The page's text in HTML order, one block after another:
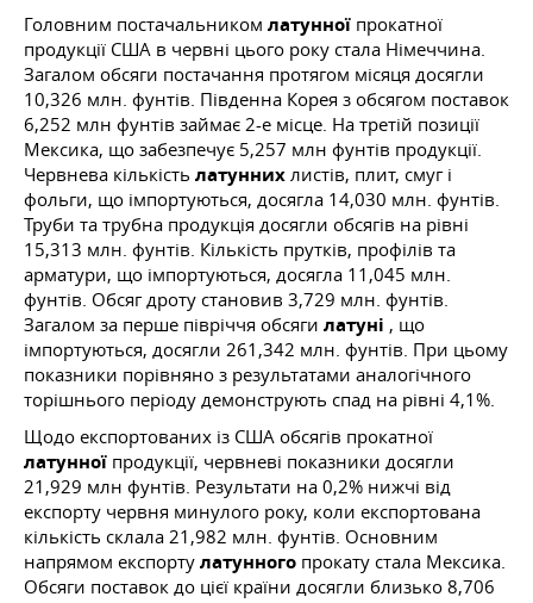
Головним постачальником латунної прокатної
продукції США в червні цього року стала Німеччина.
Загалом обсяги постачання протягом місяця досягли
10,326 млн. фунтів. Південна Корея з обсягом поставок
6,252 млн фунтів займає 2-е місце. На третій позиції
Мексика, що забезпечує 5,257 млн фунтів продукції.
Червнева кількість латунних листів, плит, смуг і
фольги, що імпортуються, досягла 14,030 млн. фунтів.
Труби та трубна продукція досягли обсягів на рівні
15,313 млн. фунтів. Кількість прутків, профілів та
арматури, що імпортуються, досягла 11,045 млн.
фунтів. Обсяг дроту становив 3,729 млн. фунтів.
Загалом за перше півріччя обсяги латуні , що
імпортуються, досягли 261,342 млн. фунтів. При цьому
показники порівняно з результатами аналогічного
торішнього періоду демонструють спад на рівні 4,1%.
Щодо експортованих із США обсягів прокатної
латунної продукції, червневі показники досягли
21,929 млн фунтів. Результати на 0,2% нижчі від
експорту червня минулого року, коли експортована
кількість склала 21,982 млн. фунтів. Основним
напрямом експорту латунного прокату стала Мексика.
Обсяги поставок до цієї країни досягли близько 8,706